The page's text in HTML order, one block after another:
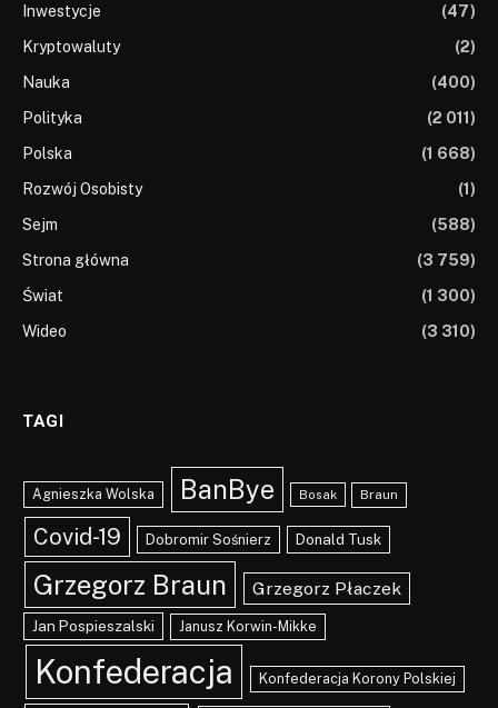
Inwestycje
(47)
Kryptowaluty
(2)
Nauka
(400)
Polityka
(2 011)
Polska
(1 668)
Rozwój Osobisty
(1)
Sejm
(588)
Strona główna
(3 759)
Świat
(1 300)
Wideo
(3 310)
TAGI
Agnieszka Wolska BanBye Bosak Braun
Covid-19 Dobromir Sośnierz Donald Tusk
Grzegorz Braun Grzegorz Płaczek
Jan Pospieszalski Janusz Korwin-Mikke
Konfederacja Konfederacja Korony Polskiej